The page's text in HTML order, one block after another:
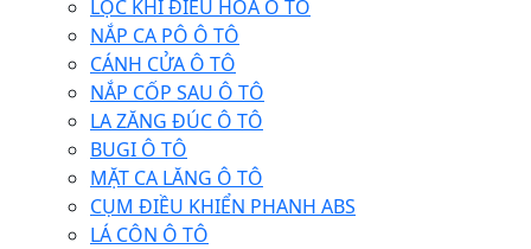
LỌC KHÍ ĐIỀU HÒA Ô TÔ
NẮP CA PÔ Ô TÔ
CÁNH CỬA Ô TÔ
NẮP CỐP SAU Ô TÔ
LA ZĂNG ĐÚC Ô TÔ
BUGI Ô TÔ
MẶT CA LĂNG Ô TÔ
CỤM ĐIỀU KHIỂN PHANH ABS
LÁ CÔN Ô TÔ